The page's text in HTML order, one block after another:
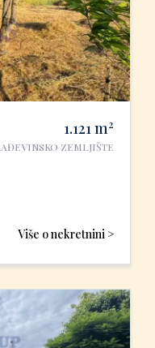
1.121m2
ZEMLJIŠTE
Više o nekretnini >